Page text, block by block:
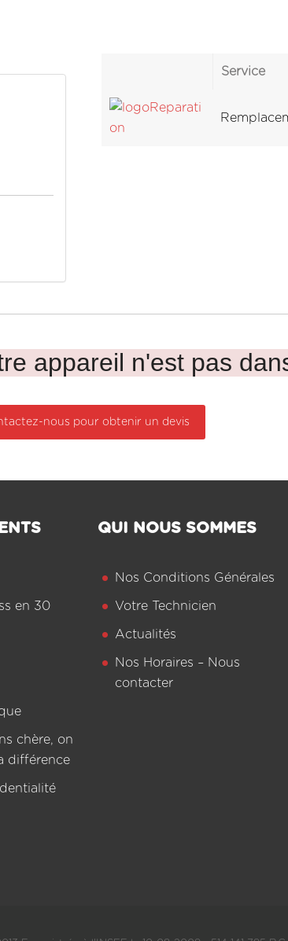
Service
appareil n'est pas
nous pour obtenir un devis
en 30
chère, on
différence
QUI NOUS SOMMES
Nos Conditions Générales
Votre Technicien
Actualités
Nos Horaires – Nous
contacter